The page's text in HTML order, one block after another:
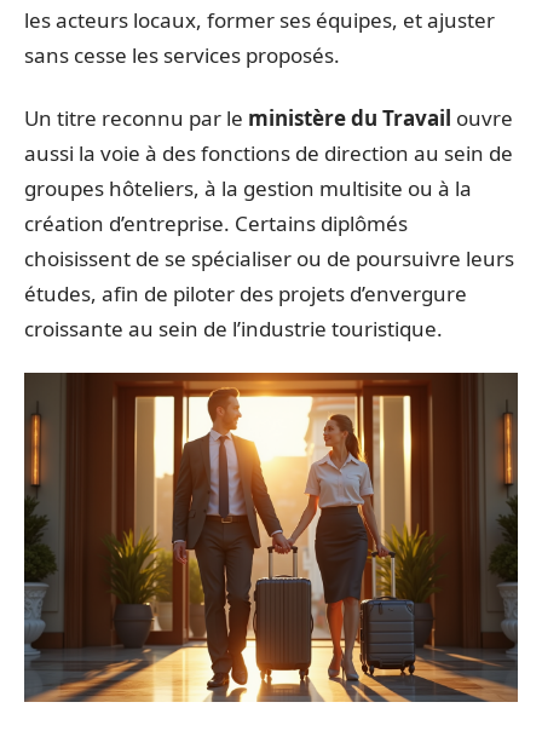
les acteurs locaux, former ses équipes, et ajuster
sans cesse les services proposés.
Un titre reconnu par le ministère du Travail ouvre
aussi la voie à des fonctions de direction au sein de
groupes hôteliers, à la gestion multisite ou à la
création d’entreprise. Certains diplômés
choisissent de se spécialiser ou de poursuivre leurs
études, afin de piloter des projets d’envergure
croissante au sein de l’industrie touristique.